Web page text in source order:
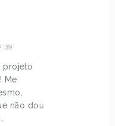
projeto
Me
não dou